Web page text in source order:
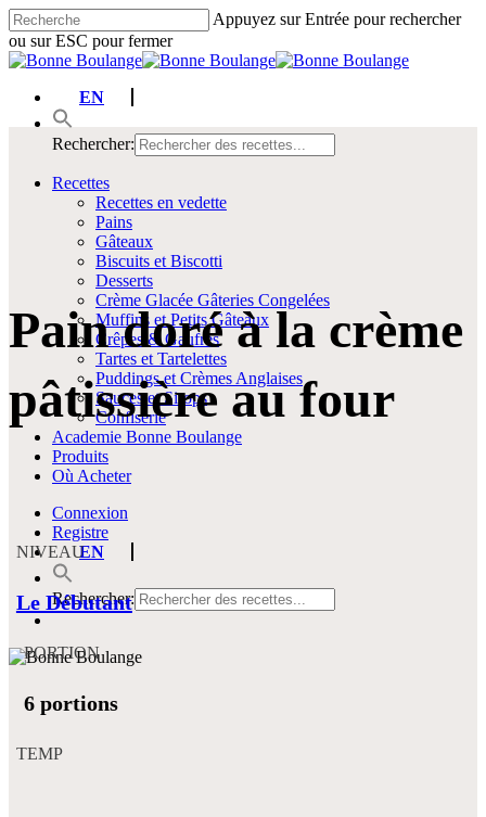
Passer
au
contenu
Appuyez sur Entrée pour rechercher
ou sur ESC pour fermer
Fermer
recherche
EN
Rechercher:
Menu
Recettes
Recettes en vedette
Pains
Gâteaux
Biscuits et Biscotti
Desserts
Crème Glacée Gâteries Congelées
Muffins et Petits Gâteaux
Crêpes & Gaufres
Tartes et Tartelettes
Puddings et Crèmes Anglaises
Sauces et Sirops
Confiserie
Academie Bonne Boulange
Produits
Où Acheter
Connexion
Registre
EN
Rechercher:
Pain doré à la crème
pâtissière au four
NIVEAU
Le Débutant
PORTION
6 portions
TEMP